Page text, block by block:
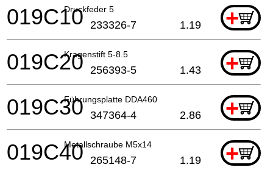
Druckfeder 5 +
019C10 233326-7 1.19
Kragenstift 5-8.5 +
019C20 256393-5 1.43
Führungsplatte DDA460 +
019C30 347364-4 2.86
Metallschraube M5x14 +
019C40 265148-7 1.19